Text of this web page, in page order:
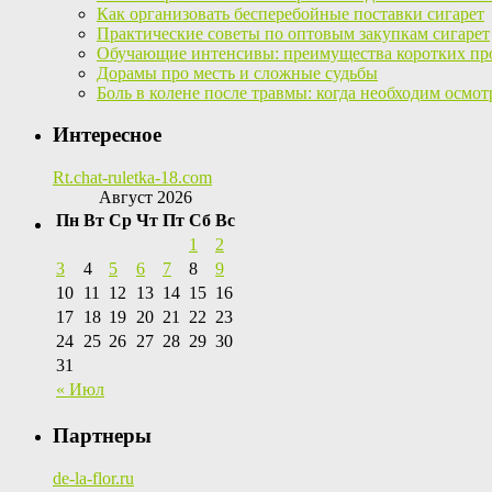
Как организовать бесперебойные поставки сигарет
Практические советы по оптовым закупкам сигарет
Обучающие интенсивы: преимущества коротких
Дорамы про месть и сложные судьбы
Боль в колене после травмы: когда необходим
Интересное
Rt.chat-ruletka-18.com
Август 2026
Пн Вт Ср Чт Пт Сб Вс
« Июл
1
2
3
4 5 6 7 8
9
10 11 12 13 14 15 16
17 18 19 20 21 22 23
24 25 26 27 28 29 30
31
Партнеры
de-la-flor.ru